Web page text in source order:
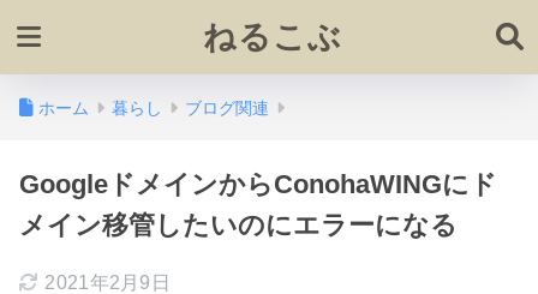
ねるこぶ
ホーム 暮らし ブログ関連
GoogleドメインからConohaWINGにド
メイン移管したいのにエラーになる
2021年2月9日